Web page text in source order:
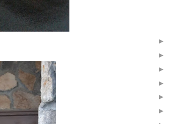
►
►
►
►
►
►